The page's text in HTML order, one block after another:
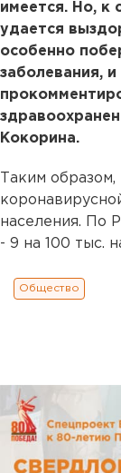
имеется. Но, к
удается
особенно
заболевания,
Кокорина.
Таким
населения. По
- 9 на 100 тыс.
Общество